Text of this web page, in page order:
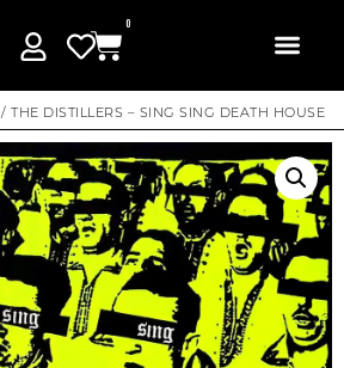
0
/ THE DISTILLERS – SING SING DEATH HOUSE